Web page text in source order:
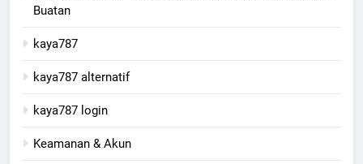
Buatan
kaya787
kaya787 alternatif
kaya787 login
Keamanan & Akun